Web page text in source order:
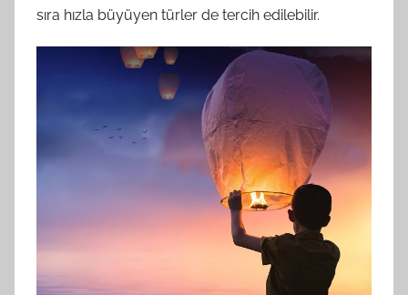
sıra hızla büyüyen türler de tercih edilebilir.